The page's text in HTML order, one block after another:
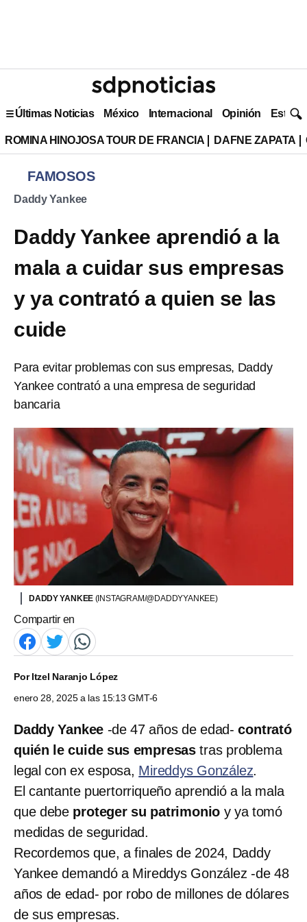
Últimas Noticias México Internacional Opinión Estilo
ROMINA HINOJOSA TOUR DE FRANCIA DAFNE ZAPATA
FAMOSOS
Daddy Yankee
Daddy Yankee aprendió a la
mala a cuidar sus empresas
y ya contrató a quien se las
cuide
Para evitar problemas con sus empresas, Daddy
Yankee contrató a una empresa de seguridad
bancaria
DADDY YANKEE (INSTAGRAM/@DADDYYANKEE)
Compartir en
PorItzel Naranjo López
enero 28, 2025 a las 15:13 GMT-6
Daddy Yankee -de 47 años de edad-contrató
quién le cuide sus empresas tras problema
legal con ex esposa, Mireddys González.
El cantante puertorriqueño aprendió a la mala
que debe proteger su patrimonio y ya tomó
medidas de seguridad.
Recordemos que, a finales de 2024, Daddy
Yankee demandó a Mireddys González -de 48
años de edad- por robo de millones de dólares
de sus empresas.